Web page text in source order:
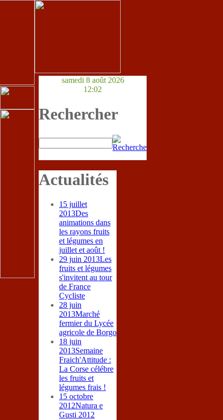
samedi 8 août 2026
12:02
Rechercher
Actualités
15 juillet
2013Des
animations dans
les rayons fruits
et légumes en
juillet et août !
29 juin 2013Les
fruits et légumes
s'invitent au tour
de France
Cycliste
28 juin
2013Marché
fermier du Lycée
agricole de Borgo
18 juin
2013Semaine
Fraich'Attitude :
La Corse célébre
les fruits et
légumes frais !
15 octobre
2012Natura e
Gusti 2012